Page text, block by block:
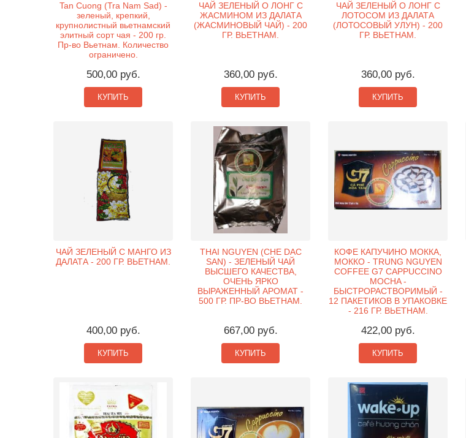
Tan Cuong (Tra Nam Sad) -
зеленый, крепкий,
крупнолистный вьетнамский
элитный сорт чая - 200 гр.
Пр-во Вьетнам. Количество
ограничено.
500,00 руб.
КУПИТЬ
ЧАЙ ЗЕЛЕНЫЙ О ЛОНГ С
ЖАСМИНОМ ИЗ ДАЛАТА
(ЖАСМИНОВЫЙ ЧАЙ) - 200
ГР. ВЬЕТНАМ.
360,00 руб.
КУПИТЬ
ЧАЙ ЗЕЛЕНЫЙ О ЛОНГ С
ЛОТОСОМ ИЗ ДАЛАТА
(ЛОТОСОВЫЙ УЛУН) - 200
ГР. ВЬЕТНАМ.
360,00 руб.
КУПИТЬ
ЧАЙ ЗЕЛЕНЫЙ С МАНГО ИЗ
ДАЛАТА - 200 ГР. ВЬЕТНАМ.
400,00 руб.
КУПИТЬ
THAI NGUYEN (CHE DAC
SAN) - ЗЕЛЕНЫЙ ЧАЙ
ВЫСШЕГО КАЧЕСТВА,
ОЧЕНЬ ЯРКО
ВЫРАЖЕННЫЙ АРОМАТ -
500 ГР. ПР-ВО ВЬЕТНАМ.
667,00 руб.
КУПИТЬ
КОФЕ КАПУЧИНО МОККА,
МОККО - TRUNG NGUYEN
COFFEE G7 CAPPUCCINO
MOCHA -
БЫСТРОРАСТВОРИМЫЙ -
12 ПАКЕТИКОВ В УПАКОВКЕ
- 216 ГР. ВЬЕТНАМ.
422,00 руб.
КУПИТЬ